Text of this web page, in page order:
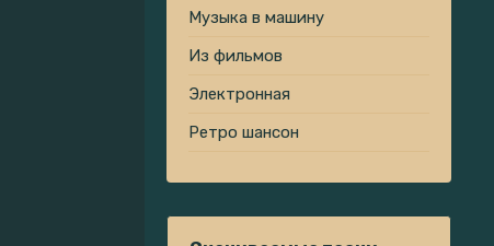
Музыка в машину
Из фильмов
Электронная
Ретро шансон